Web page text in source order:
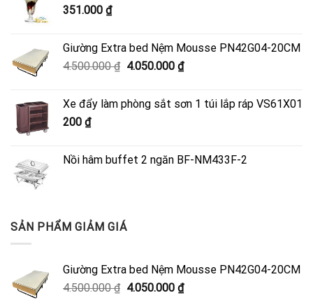
351.000 ₫
Giường Extra bed Nệm Mousse PN42G04-20CM
4.500.000₫ Giá
4.500.000 ₫.
4.050.000 ₫Giá
là:
Xe đẩy làm phòng sắt sơn 1 túi lắp ráp VS61X01
200 ₫
Nồi hâm buffet 2 ngăn BF-NM433F-2
SẢN PHẨM GIẢM GIÁ
Giường Extra bed Nệm Mousse PN42G04-20CM
4.500.000₫ Giá
4.050.000 ₫Giá